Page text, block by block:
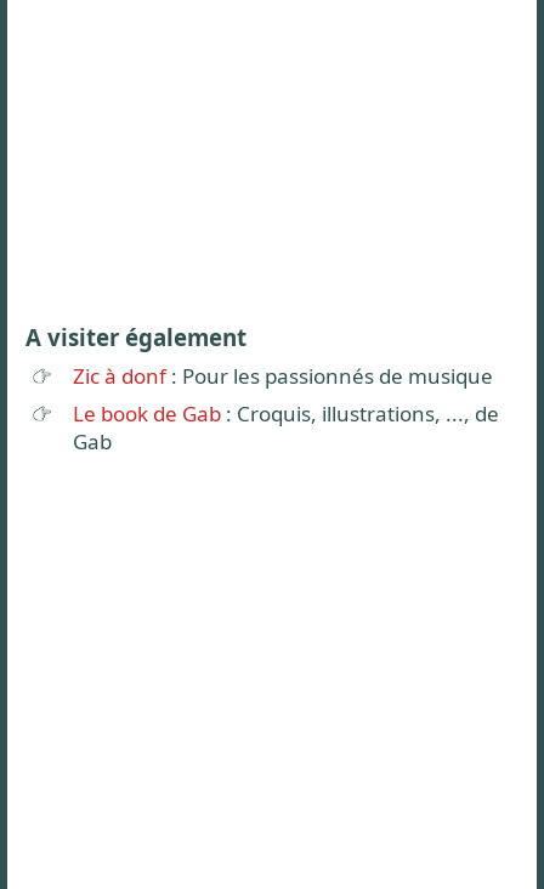
A visiter également
Zic à donf: Pour les passionnés de musique
Le book de Gab : Croquis, illustrations, ..., de
Gab